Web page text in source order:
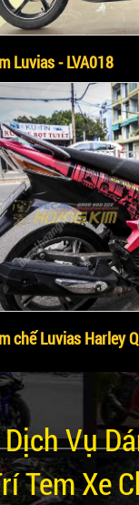
Luvias - LVA018
chế Luvias Harley
Dịch Vụ
Tem Xe